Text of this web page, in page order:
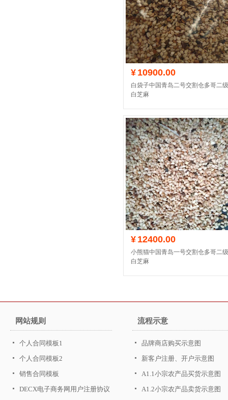
¥ 10900.00
白袋子中国青岛二号交割仓多哥二级
白芝麻
¥ 12400.00
小熊猫中国青岛一号交割仓多哥二级
白芝麻
网站规则
个人合同模板1
个人合同模板2
销售合同模板
DECX电子商务网用户注册协议
流程示意
品牌商店购买示意图
新客户注册、开户示意图
A1.1小宗农产品买货示意图
A1.2小宗农产品卖货示意图